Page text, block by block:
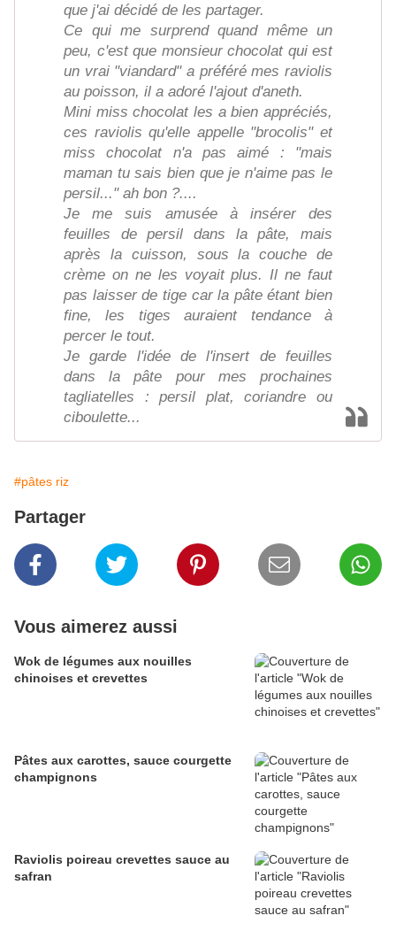
que j'ai décidé de les partager.
Ce qui me surprend quand même un
peu, c'est que monsieur chocolat qui est
un vrai "viandard" a préféré mes raviolis
au poisson, il a adoré l'ajout d'aneth.
Mini miss chocolat les a bien appréciés,
ces raviolis qu'elle appelle "brocolis" et
miss chocolat n'a pas aimé : "mais
maman tu sais bien que je n'aime pas le
persil..." ah bon ?....
Je me suis amusée à insérer des
feuilles de persil dans la pâte, mais
après la cuisson, sous la couche de
crème on ne les voyait plus. Il ne faut
pas laisser de tige car la pâte étant bien
fine, les tiges auraient tendance à
percer le tout.
Je garde l'idée de l'insert de feuilles
dans la pâte pour mes prochaines
tagliatelles : persil plat, coriandre ou
ciboulette...
#pâtes riz
Partager
Vous aimerez aussi
Wok de légumes aux nouilles
chinoises et crevettes
Pâtes aux carottes, sauce courgette
champignons
Raviolis poireau crevettes sauce au
safran